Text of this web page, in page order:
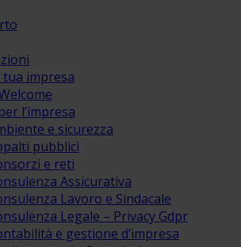
tua impresa
l’impresa
e sicurezza
pubblici
e reti
Assicurativa
Lavoro e Sindacale
Legale – Privacy Gdpr
e gestione d’impresa